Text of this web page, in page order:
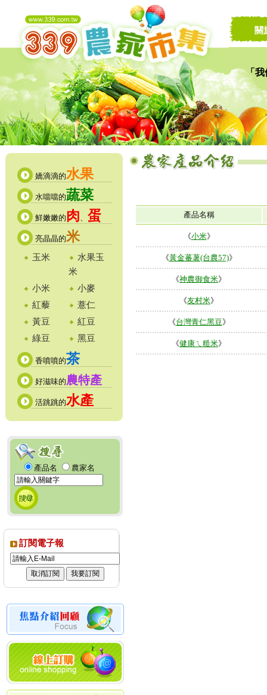
「我
讓
關
嬌滴滴的水果
水噹噹的蔬菜
鮮嫩嫩的肉、 蛋
亮晶晶的米
玉米
水果玉
米
小米
小麥
紅藜
薏仁
黃豆
紅豆
綠豆
黑豆
香噴噴的茶
好滋味的農特產
活跳跳的水產
產品名 農家名
訂閱電子報
產品名稱
《小米》
《黃金蕃薯(台農57)》
《神農御食米》
《友村米》
《台灣青仁黑豆》
《健康ㄟ糙米》